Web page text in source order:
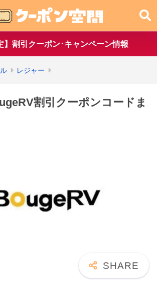
】割引クーポン･キャンペーン情報
レジャー
割引クーポンコードま